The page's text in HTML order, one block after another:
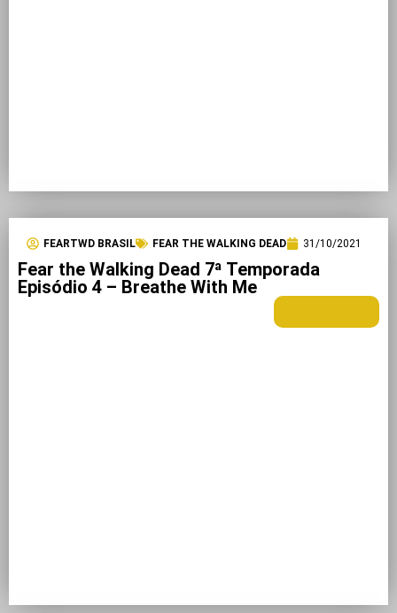
FEARTWD BRASIL FEAR THE WALKING DEAD 31/10/2021
Fear the Walking Dead 7ª Temporada
Episódio 4 – Breathe With Me